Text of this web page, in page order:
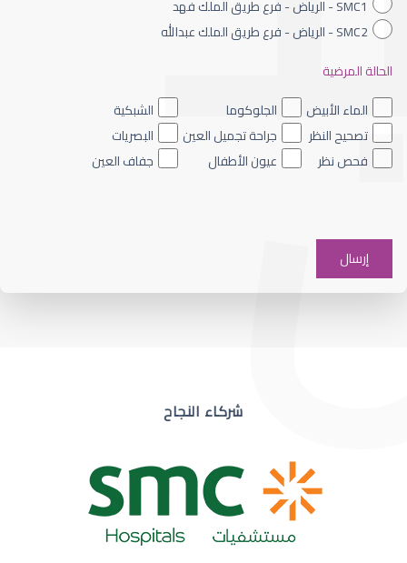
ضعف نظر العين اليسرى
ضعف نظر مفاجئ
SMC1 - الرياض - فرع طريق الملك فهد
SMC2 - الرياض - فرع طريق الملك عبدالله
الحالة المرضية
الماء الأبيض
الجلوكوما
الشبكية
تصحيح النظر
جراحة تجميل العين
البصريات
فحص نظر
عيون الأطفال جفاف العين
شركاء النجاح